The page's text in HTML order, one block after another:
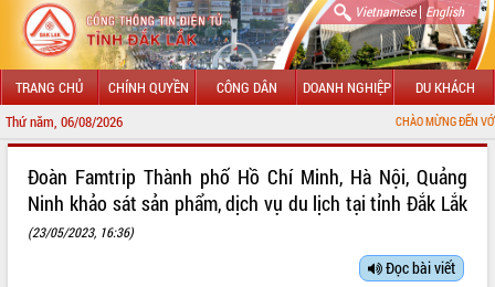
Vietnamese| English
TRANG CHỦ CHÍNH QUYỀN CÔNG DÂN DOANH NGHIỆP DU KHÁCH
Thứ năm, 06/08/2026 CHÀO MỪNG ĐẾN VỚI CỔNG
LÃNH ĐẠO UBND TỈNH
Đoàn Famtrip Thành phố Hồ Chí Minh, Hà Nội, Quảng
Ninh khảo sát sản phẩm, dịch vụ du lịch tại tỉnh Đắk Lắk
(23/05/2023, 16:36)
Đọc bài viết